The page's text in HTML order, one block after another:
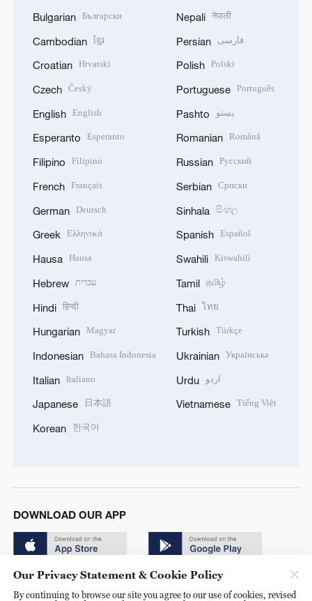
Bulgarian Български
Cambodian ខ្មែរ
Croatian Hrvatski
Czech Český
English English
Esperanto Esperanto
Filipino Filipino
French Français
German Deutsch
Greek Ελληνικά
Hausa Hausa
Hebrew עברית
Hindi हिन्दी
Hungarian Magyar
Indonesian Bahasa Indonesia
Italian Italiano
Japanese 日本語
Korean 한국어
Nepali नेपाली
Persian فارسی
Polish Polski
Portuguese Português
Pashto پښتو
Romanian Română
Russian Русский
Serbian Српски
Sinhala සිංහල
Spanish Español
Swahili Kiswahili
Tamil தமிழ்
Thai ไทย
Turkish Türkçe
Ukrainian Українська
Urdu اردو
Vietnamese Tiếng Việt
DOWNLOAD OUR APP
Our Privacy Statement & Cookie Policy
By continuing to browse our site you agree to our use of cookies, revised